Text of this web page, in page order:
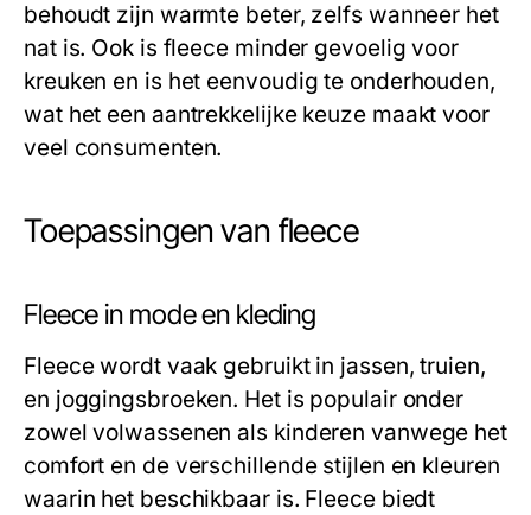
behoudt zijn warmte beter, zelfs wanneer het
nat is. Ook is fleece minder gevoelig voor
kreuken en is het eenvoudig te onderhouden,
wat het een aantrekkelijke keuze maakt voor
veel consumenten.
Toepassingen van fleece
Fleece in mode en kleding
Fleece wordt vaak gebruikt in jassen, truien,
en joggingsbroeken. Het is populair onder
zowel volwassenen als kinderen vanwege het
comfort en de verschillende stijlen en kleuren
waarin het beschikbaar is. Fleece biedt